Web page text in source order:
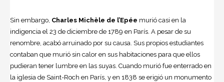
Sin embargo, Charles Michèle de l’Epée murió casi en la
indigencia el 23 de diciembre de 1789 en París. A pesar de su
renombre, acabó arruinado por su causa. Sus propios estudiantes
contaban que murió sin calor en sus habitaciones para que ellos
pudieran tener lumbre en las suyas. Cuando murió fue enterrado en
la iglesia de Saint-Roch en París, y en 1838 se erigió un monumento